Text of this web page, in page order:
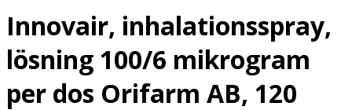
Innovair, inhalationsspray,
lösning 100/6 mikrogram
per dos Orifarm AB, 120